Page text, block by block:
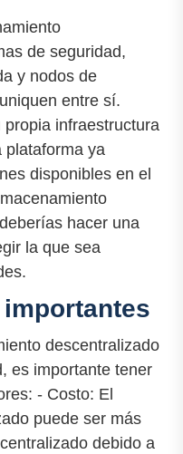
de seguridad,
y nodos de
entre sí.
infraestructura
plataforma ya
disponibles en el
hacer una
la que sea
descentralizado
es importante tener
- Costo: El
puede ser más
debido a